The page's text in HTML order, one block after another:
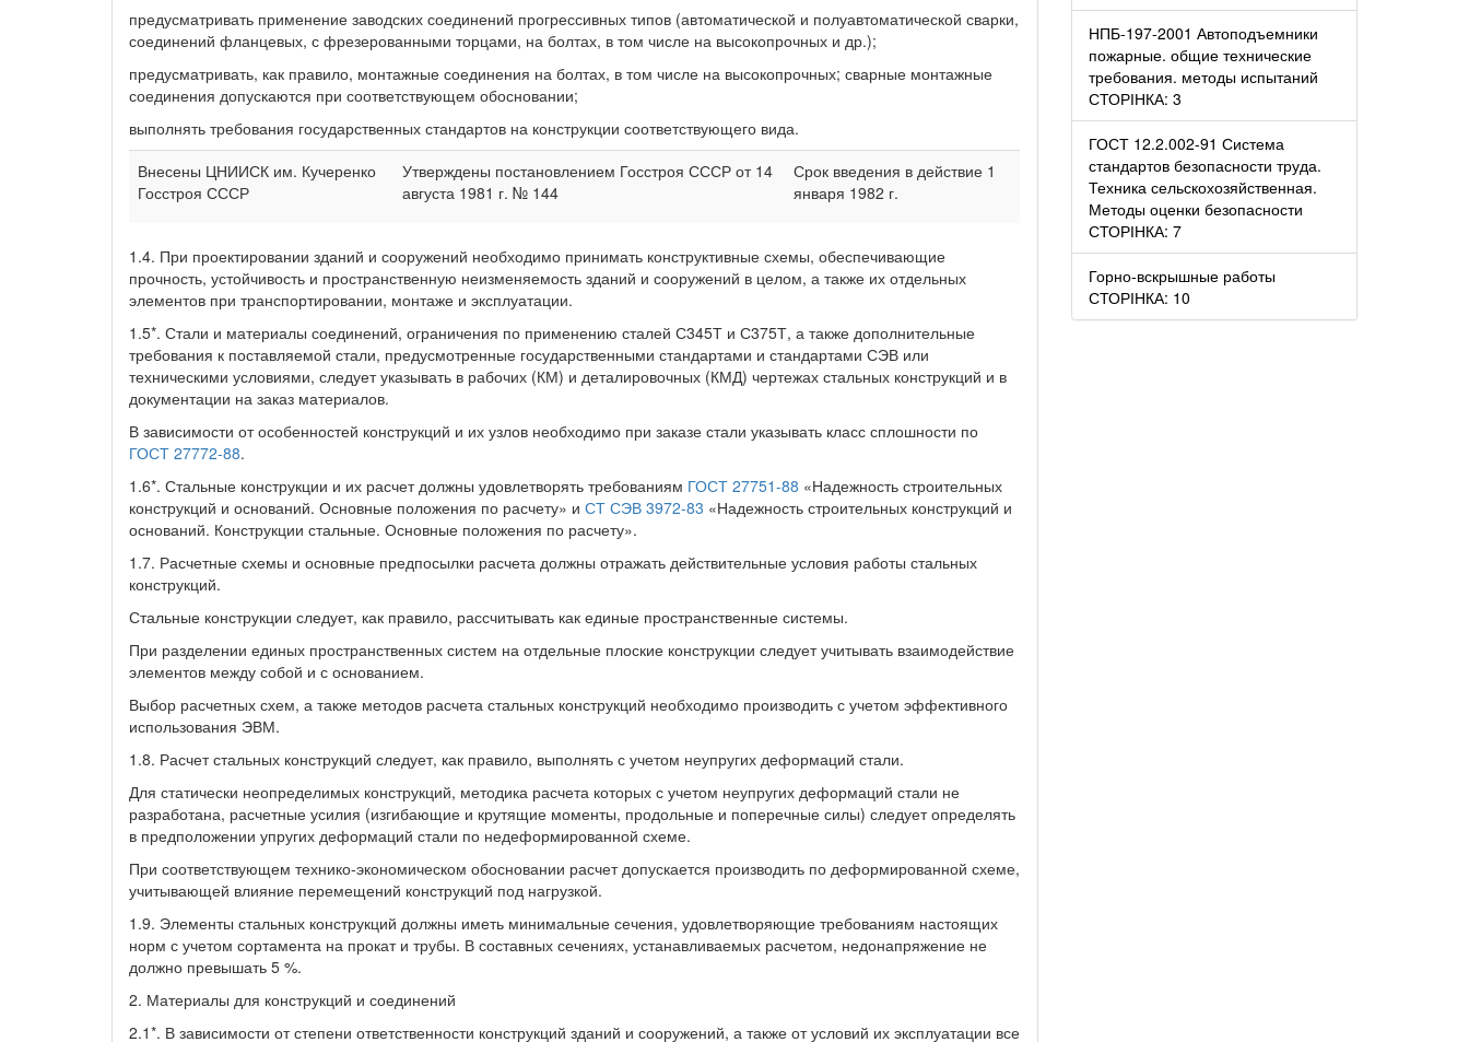
предусматривать применение заводских соединений прогрессивных типов (автоматической и полуавтоматической сварки,
соединений фланцевых, с фрезерованными торцами, на болтах, в том числе на высокопрочных и др.);
предусматривать, как правило, монтажные соединения на болтах, в том числе на высокопрочных; сварные монтажные
соединения допускаются при соответствующем обосновании;
выполнять требования государственных стандартов на конструкции соответствующего вида.
Внесены ЦНИИСК им. Кучеренко
Госстроя СССР
Утверждены постановлением Госстроя СССР от 14
августа 1981 г. № 144
Срок введения в действие 1
января 1982 г.
1.4. При проектировании зданий и сооружений необходимо принимать конструктивные схемы, обеспечивающие
прочность, устойчивость и пространственную неизменяемость зданий и сооружений в целом, а также их отдельных
элементов при транспортировании, монтаже и эксплуатации.
1.5*. Стали и материалы соединений, ограничения по применению сталей С345Т и С375Т, а также дополнительные
требования к поставляемой стали, предусмотренные государственными стандартами и стандартами СЭВ или
техническими условиями, следует указывать в рабочих (КМ) и деталировочных (КМД) чертежах стальных конструкций и в
документации на заказ материалов.
В зависимости от особенностей конструкций и их узлов необходимо при заказе стали указывать класс сплошности по
ГОСТ 27772-88.
1.6*. Стальные конструкции и их расчет должны удовлетворять требованиям ГОСТ 27751-88 «Надежность строительных
конструкций и оснований. Основные положения по расчету» и СТ СЭВ 3972-83 «Надежность строительных конструкций и
оснований. Конструкции стальные. Основные положения по расчету».
1.7. Расчетные схемы и основные предпосылки расчета должны отражать действительные условия работы стальных
конструкций.
Стальные конструкции следует, как правило, рассчитывать как единые пространственные системы.
При разделении единых пространственных систем на отдельные плоские конструкции следует учитывать взаимодействие
элементов между собой и с основанием.
Выбор расчетных схем, а также методов расчета стальных конструкций необходимо производить с учетом эффективного
использования ЭВМ.
1.8. Расчет стальных конструкций следует, как правило, выполнять с учетом неупругих деформаций стали.
Для статически неопределимых конструкций, методика расчета которых с учетом неупругих деформаций стали не
разработана, расчетные усилия (изгибающие и крутящие моменты, продольные и поперечные силы) следует определять
в предположении упругих деформаций стали по недеформированной схеме.
При соответствующем технико-экономическом обосновании расчет допускается производить по деформированной схеме,
учитывающей влияние перемещений конструкций под нагрузкой.
1.9. Элементы стальных конструкций должны иметь минимальные сечения, удовлетворяющие требованиям настоящих
норм с учетом сортамента на прокат и трубы. В составных сечениях, устанавливаемых расчетом, недонапряжение не
должно превышать 5 %.
2. Материалы для конструкций и соединений
2.1*. В зависимости от степени ответственности конструкций зданий и сооружений, а также от условий их эксплуатации все
НПБ-197-2001 Автоподъемники
пожарные. общие технические
требования. методы испытаний
СТОРІНКА: 3
ГОСТ 12.2.002-91 Система
стандартов безопасности труда.
Техника сельскохозяйственная.
Методы оценки безопасности
СТОРІНКА: 7
Горно-вскрышные работы
СТОРІНКА: 10